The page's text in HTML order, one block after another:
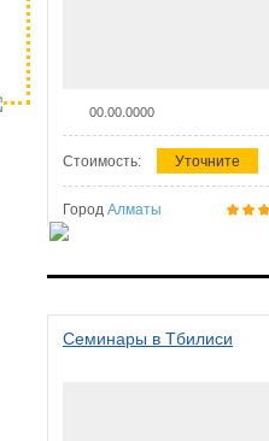
00.00.0000
Стоимость: Уточните
Город Алматы
Семинары в Тбилиси